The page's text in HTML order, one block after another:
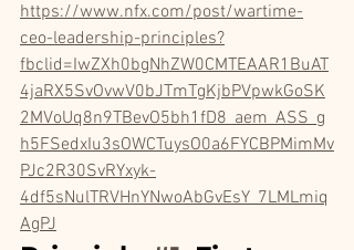
https://www.nfx.com/post/wartime-
ceo-leadership-principles?
fbclid=IwZXh0bgNhZW0CMTEAAR1BuAT
4jaRX5SvOvwV0bJTmTgKjbPVpwkGoSK
2MVoUq8n9TBevO5bh1fD8_aem_ASS_g
h5FSedxIu3sOWCTuysO0a6FYCBPMimMv
PJc2R30SvRYxyk-
4df5sNulTRVHnYNwoAbGvEsY_7LMLmiq
AgPJ